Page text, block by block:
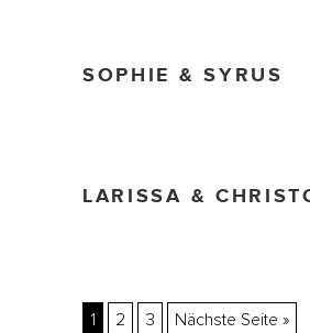
SOPHIE & SYRUS
LARISSA &
1 2 3 Nächste Seite »